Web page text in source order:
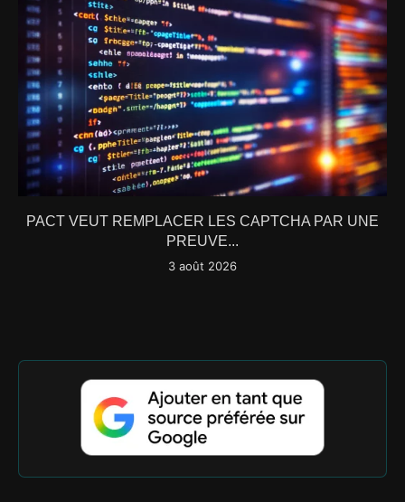
PACT VEUT REMPLACER LES CAPTCHA PAR UNE
PREUVE...
3 août 2026